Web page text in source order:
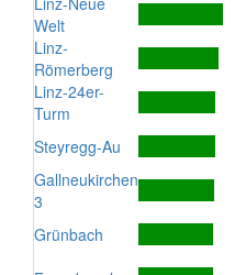
Welt
Linz-
Römerberg
Linz-24er-
Turm
Steyregg-Au
Gallneukirchen
3
Grünbach